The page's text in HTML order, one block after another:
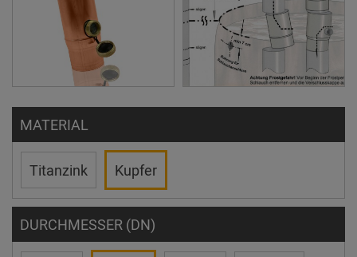
MATERIAL
Titanzink Kupfer
DURCHMESSER (DN)